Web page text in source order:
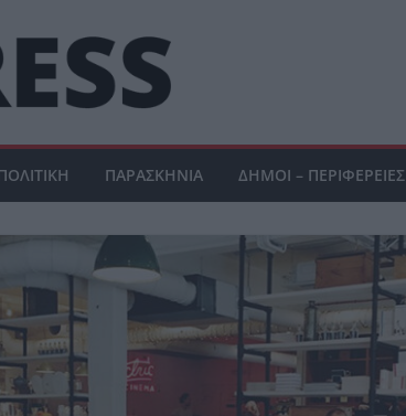
ΠΑΡΑΣΚΗΝΙΑ ΔΗΜΟΙ – ΠΕΡΙΦΕΡΕΙΕΣ